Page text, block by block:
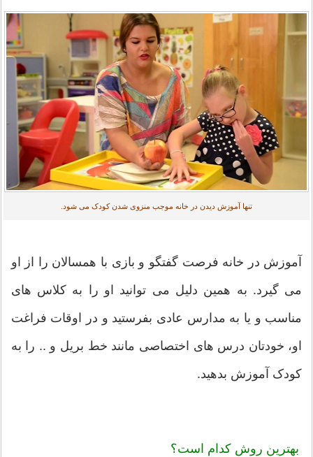
تنها آموزش دیدن در خانه موجب منزوی شدن کودک می شود.
آموزش در خانه فرصت گفتگو و بازی با همسالان را از او
می گیرد. به همین دلیل می توانید او را به کلاس های
مناسب و یا به مدارس عادی بفرستید و در اوقات فراغت
او، خودتان درس های اختصاصی مانند خط بریل و .. را به
کودک آموزش بدهید.
بهترین روش کدام است؟